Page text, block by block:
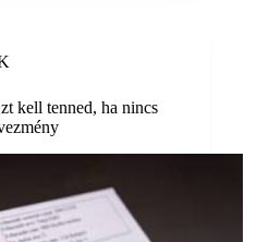
kell tenned, ha nincs